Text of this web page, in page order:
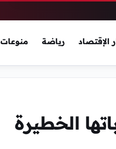
الإقتصاد رياضة منوعات
الخطيرة